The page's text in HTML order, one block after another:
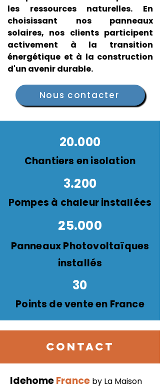
les ressources naturelles. En
choisissant nos panneaux
solaires, nos clients participent
activement à la transition
énergétique et à la construction
d'un avenir durable.
Nous contacter
20.000
Chantiers en isolation
3.200
Pompes à chaleur installées
25.000
Panneaux Photovoltaïques
installés
30
Points de vente en France
CONTACT
IdehomeFrance by La Maison